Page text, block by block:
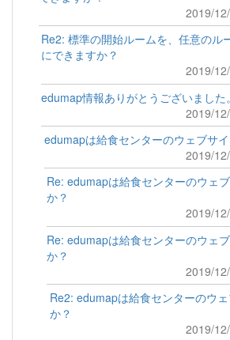
2019/
Re2: 標準の開始ルームを、任意のル
にできますか？
2019/
edumap情報ありがとうございました。
2019/
edumapは給食センターのウェブサ
2019/
Re: edumapは給食センターのウェ
か？
2019/
Re: edumapは給食センターのウェ
か？
2019/
Re2: edumapは給食センターのウ
か？
2019/